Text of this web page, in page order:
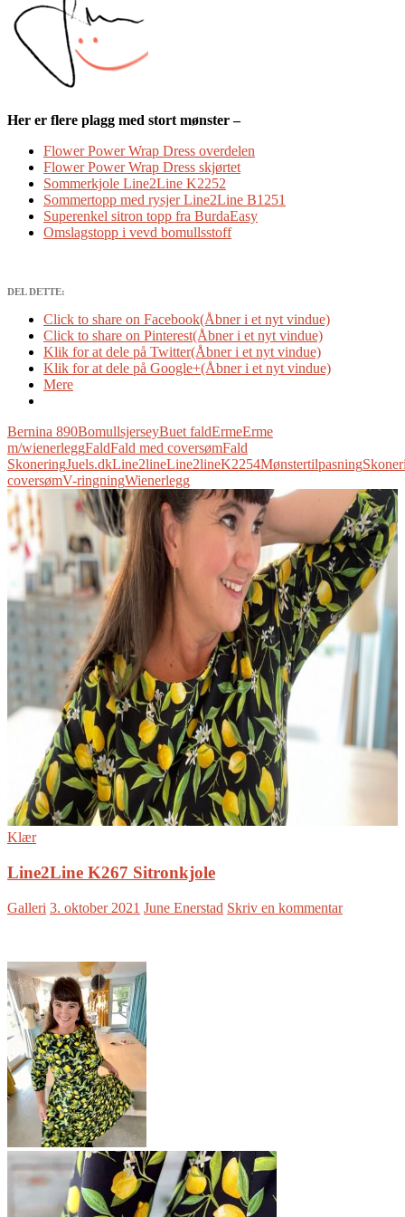
Her er flere plagg med stort mønster –
Flower Power Wrap Dress overdelen
Flower Power Wrap Dress skjørtet
Sommerkjole Line2Line K2252
Sommertopp med rysjer Line2Line B1251
Superenkel sitron topp fra BurdaEasy
Omslagstopp i vevd bomullsstoff
DEL DETTE:
Click to share on Facebook(Åbner i et nyt vindue)
Click to share on Pinterest(Åbner i et nyt vindue)
Klik for at dele på Twitter(Åbner i et nyt vindue)
Klik for at dele på Google+(Åbner i et nyt vindue)
Mere
Bernina 890BomullsjerseyBuet faldErmeErme
m/wienerleggFaldFald med coversømFald
SkoneringJuels.dkLine2lineLine2lineK2254Mønstertilpasning
coversømV-ringningWienerlegg
Klær
Line2Line K267 Sitronkjole
Galleri 3. oktober 2021 June Enerstad Skriv en kommentar
Hvem sier at hverdagen
skal være grå og
kjedelig? Her er min nye
hverdagskjole